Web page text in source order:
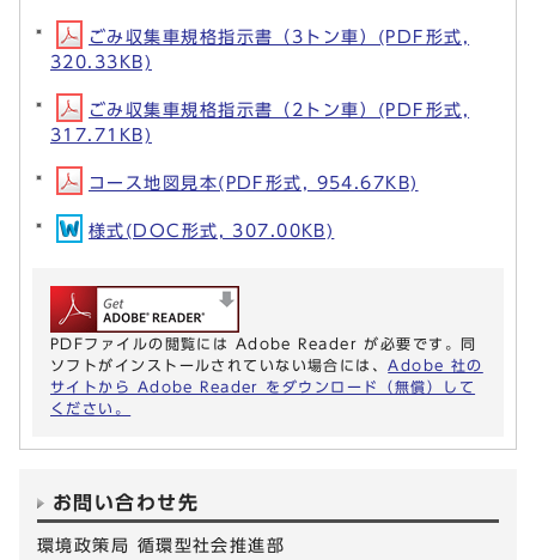
ごみ収集車規格指示書（3トン車）(PDF形式,
320.33KB)
ごみ収集車規格指示書（2トン車）(PDF形式,
317.71KB)
コース地図見本(PDF形式, 954.67KB)
様式(DOC形式, 307.00KB)
PDFファイルの閲覧には Adobe Reader が必要です。同
ソフトがインストールされていない場合には、 Adobe 社の
サイトから Adobe Reader をダウンロード（無償）して
ください。
お問い合わせ先
環境政策局 循環型社会推進部